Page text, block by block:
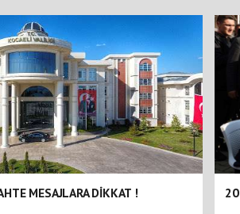
MESAJLARA DİKKAT !